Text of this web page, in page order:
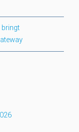
bringt